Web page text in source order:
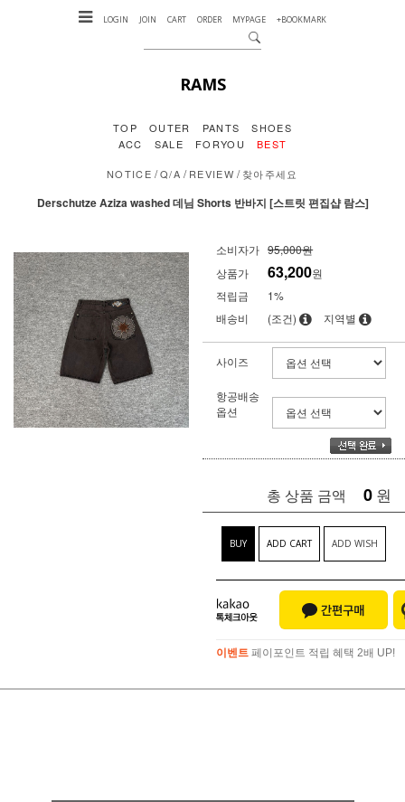
LOGIN JOIN CART ORDER MYPAGE +BOOKMARK
RAMS
TOP OUTER PANTS
SHOES
ACC
SALE FORYOU BEST
NOTICE /Q/A /REVIEW /찾아주세요
Derschutze Aziza washed 데님 Shorts 반바지 [스트릿 편집샵 람스]
소비자가 95,000원
상품가
63,200원
적립금
1%
배송비
(조건) 지역별
사이즈
항공배송
옵션
총 상품 금액 0 원
BUY ADD CART ADD WISH
이벤트 페이포인트 적립 혜택 2배 UP!